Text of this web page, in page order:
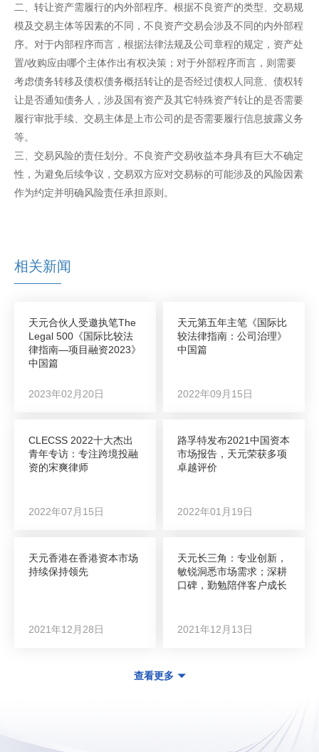
二、转让资产需履行的内外部程序。根据不良资产的类型、交易规
模及交易主体等因素的不同，不良资产交易会涉及不同的内外部程
序。对于内部程序而言，根据法律法规及公司章程的规定，资产处
置/收购应由哪个主体作出有权决策；对于外部程序而言，则需要
考虑债务转移及债权债务概括转让的是否经过债权人同意、债权转
让是否通知债务人，涉及国有资产及其它特殊资产转让的是否需要
履行审批手续、交易主体是上市公司的是否需要履行信息披露义务
等。
三、交易风险的责任划分。不良资产交易收益本身具有巨大不确定
性，为避免后续争议，交易双方应对交易标的可能涉及的风险因素
作为约定并明确风险责任承担原则。
相关新闻
天元合伙人受邀执笔The
Legal 500《国际比较法
律指南—项目融资2023》
中国篇
2023年02月20日
天元第五年主笔《国际比
较法律指南：公司治理》
中国篇
2022年09月15日
CLECSS 2022十大杰出
青年专访：专注跨境投融
资的宋爽律师
2022年07月15日
路孚特发布2021中国资本
市场报告，天元荣获多项
卓越评价
2022年01月19日
天元香港在香港资本市场
持续保持领先
2021年12月28日
天元长三角：专业创新，
敏锐洞悉市场需求；深耕
口碑，勤勉陪伴客户成长
2021年12月13日
查看更多